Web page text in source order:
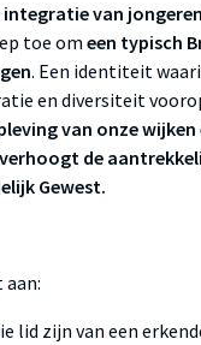
van jongeren
toe om een typisch
. Een identiteit
en diversiteit
van onze wijken
de
Gewest.
aan:
lid zijn van een